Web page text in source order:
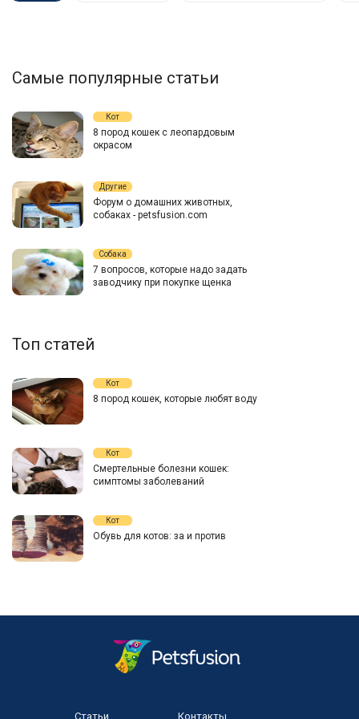
Самые популярные статьи
Кот
8 пород кошек с леопардовым
окрасом
Другие
Форум о домашних животных,
собаках - petsfusion.com
Собака
7 вопросов, которые надо задать
заводчику при покупке щенка
Топ статей
Кот
8 пород кошек, которые любят воду
Кот
Смертельные болезни кошек:
симптомы заболеваний
Кот
Обувь для котов: за и против
Статьи Контакты